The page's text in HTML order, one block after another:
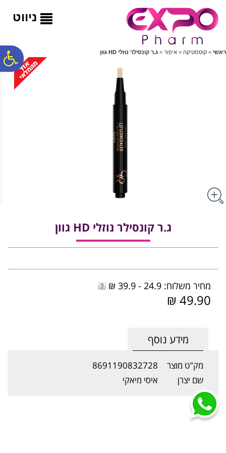
ניווט
ראשי > קוסמטיקה > איפור > ג.ר קונסילר נוזלי HD גוון
ג.ר קונסילר נוזלי HD גוון
מחיר משלוח: 24.9 - 39.9 ₪
49.90 ₪
מידע נוסף
מק"ט מוצר
8691190832728
שם יצרן
איסי מיאקי